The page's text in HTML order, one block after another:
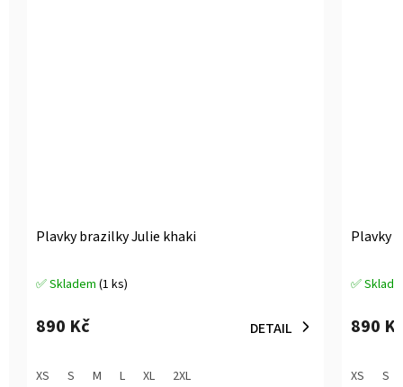
Plavky brazilky Julie khaki
Průměrné
produktu
je
z
✅ Skladem (1 ks)
890 Kč DETAIL
XS S M L XL 2XL
Plavky
Průměrné
produktu
je
z
✅
890
XS S